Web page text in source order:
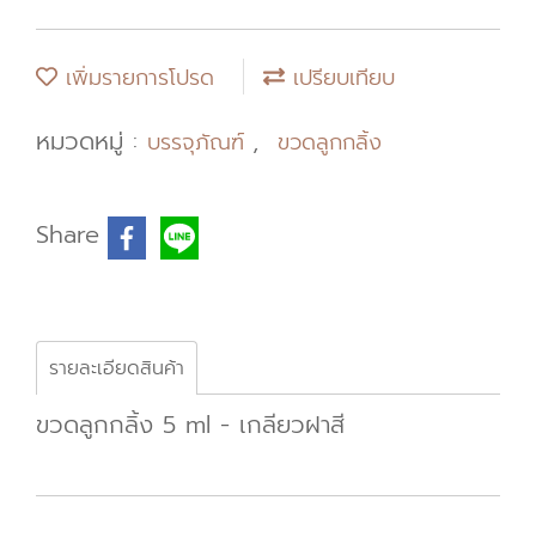
เพิ่มรายการโปรด เปรียบเทียบ
หมวดหมู่ : บรรจุภัณฑ์ , ขวดลูกกลิ้ง
Share
รายละเอียดสินค้า
ขวดลูกกลิ้ง 5 ml - เกลียวฝาสี